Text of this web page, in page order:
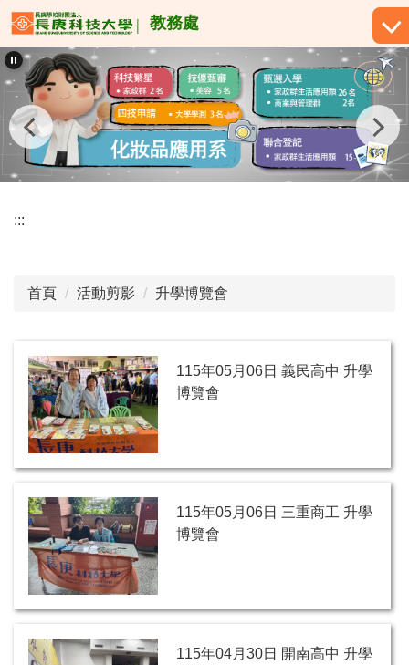
跳
到
主
要
內
容
區
教務處
:::
首頁 活動剪影 升學博覽會
115年05月06日 義民高中 升學
博覽會
115年05月06日 三重商工 升學
博覽會
115年04月30日 開南高中 升學